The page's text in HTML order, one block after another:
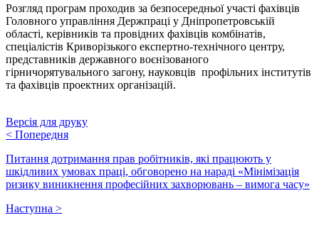
Розгляд програм проходив за безпосередньої участі фахівців
Головного управління Держпраці у Дніпропетровській
області, керівників та провідних фахівців комбінатів,
спеціалістів Криворізького експертно-технічного центру,
представників державного воєнізованого
гірничорятувального загону, науковців профільних інститутів
та фахівців проектних організацій.
Версія для друку
< Попередня
Питання дотримання прав робітників, які працюють у
шкідливих умовах праці, обговорено на нараді «Мінімізація
ризику виникнення професійних захворювань – вимога часу»
Наступна >